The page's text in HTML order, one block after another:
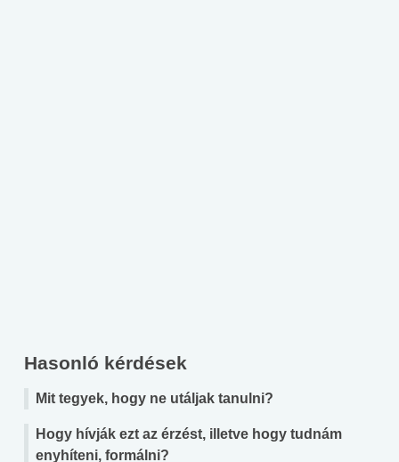
Hasonló kérdések
Mit tegyek, hogy ne utáljak tanulni?
Hogy hívják ezt az érzést, illetve hogy tudnám
enyhíteni, formálni?